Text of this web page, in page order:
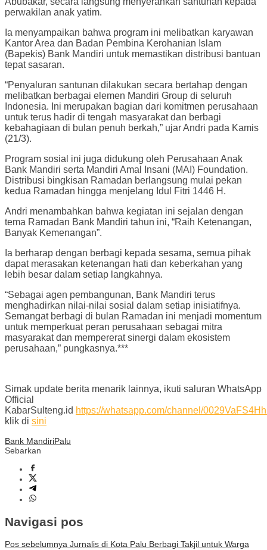
perwakilan anak yatim.
Ia menyampaikan bahwa program ini melibatkan karyawan
Kantor Area dan Badan Pembina Kerohanian Islam
(Bapekis) Bank Mandiri untuk memastikan distribusi bantuan
tepat sasaran.
“Penyaluran santunan dilakukan secara bertahap dengan
melibatkan berbagai elemen Mandiri Group di seluruh
Indonesia. Ini merupakan bagian dari komitmen perusahaan
untuk terus hadir di tengah masyarakat dan berbagi
kebahagiaan di bulan penuh berkah,” ujar Andri pada Kamis
(21/3).
Program sosial ini juga didukung oleh Perusahaan Anak
Bank Mandiri serta Mandiri Amal Insani (MAI) Foundation.
Distribusi bingkisan Ramadan berlangsung mulai pekan
kedua Ramadan hingga menjelang Idul Fitri 1446 H.
Andri menambahkan bahwa kegiatan ini sejalan dengan
tema Ramadan Bank Mandiri tahun ini, “Raih Ketenangan,
Banyak Kemenangan”.
Ia berharap dengan berbagi kepada sesama, semua pihak
dapat merasakan ketenangan hati dan keberkahan yang
lebih besar dalam setiap langkahnya.
“Sebagai agen pembangunan, Bank Mandiri terus
menghadirkan nilai-nilai sosial dalam setiap inisiatifnya.
Semangat berbagi di bulan Ramadan ini menjadi momentum
untuk memperkuat peran perusahaan sebagai mitra
masyarakat dan mempererat sinergi dalam ekosistem
perusahaan,” pungkasnya.***
Simak update berita menarik lainnya, ikuti saluran WhatsApp
Official
KabarSulteng.id https://whatsapp.com/channel/
klik di sini
Bank MandiriPalu
Sebarkan
Navigasi pos
Pos sebelumnya Jurnalis di Kota Palu Berbagi Takjil untuk Warga